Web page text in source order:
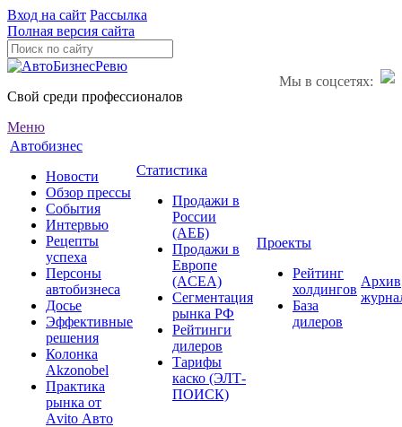
Вход на сайт Рассылка
Полная версия сайта
Мы в соцсетях:
Свой среди профессионалов
Меню
Автобизнес
Новости
Обзор прессы
События
Интервью
Рецепты
успеха
Персоны
автобизнеса
Досье
Эффективные
решения
Колонка
Akzonobel
Практика
рынка от
Аvito Авто
Статистика
Продажи в
России
(АЕБ)
Продажи в
Европе
(ACEA)
Сегментация
рынка РФ
Рейтинги
дилеров
Тарифы
каско (ЭЛТ-
ПОИСК)
Проекты
Рейтинг
холдингов
База
дилеров
Архив